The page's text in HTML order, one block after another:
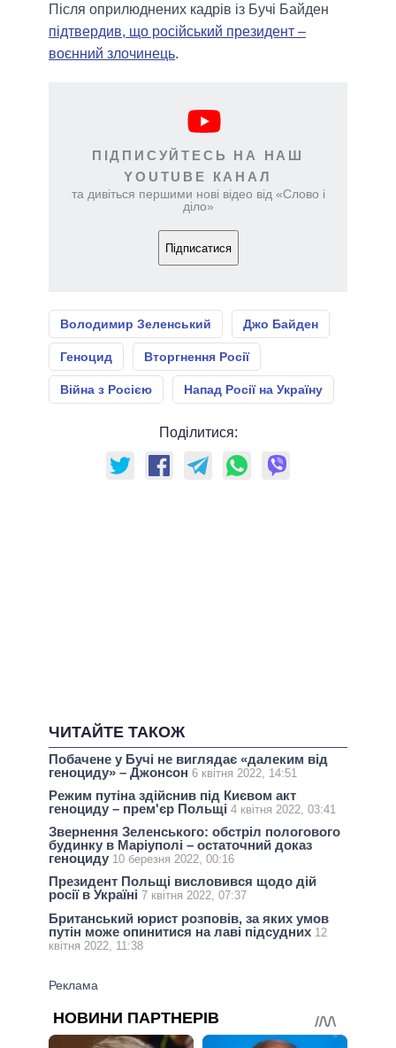
Після оприлюднених кадрів із Бучі Байден
підтвердив, що російський президент –
воєнний злочинець.
ПІДПИСУЙТЕСЬ НА НАШ
YOUTUBE КАНАЛ
та дивіться першими нові відео від «Слово і
діло»
Підписатися
Володимир Зеленський Джо Байден
Геноцид Вторгнення Росії
Війна з Росією Напад Росії на Україну
Поділитися:
ЧИТАЙТЕ ТАКОЖ
Побачене у Бучі не виглядає «далеким від
геноциду» – Джонсон 6 квітня 2022, 14:51
Режим путіна здійснив під Києвом акт
геноциду – прем'єр Польщі 4 квітня 2022, 03:41
Звернення Зеленського: обстріл пологового
будинку в Маріуполі – остаточний доказ
геноциду 10 березня 2022, 00:16
Президент Польщі висловився щодо дій
росії в Україні 7 квітня 2022, 07:37
Британський юрист розповів, за яких умов
путін може опинитися на лаві підсудних 12
квітня 2022, 11:38